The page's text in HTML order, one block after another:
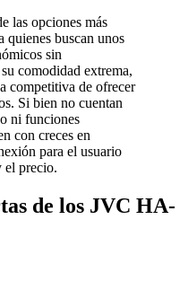
las opciones más
quienes buscan unos
sin
comodidad extrema,
competitiva de ofrecer
Si bien no cuentan
ni funciones
con creces en
para el usuario
el precio.
de los JVC HA-